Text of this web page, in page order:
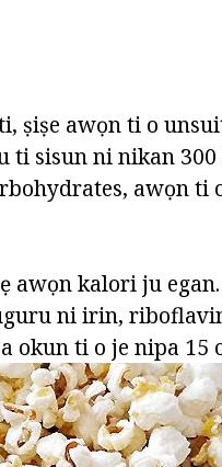
ṣiṣe awọn ti o
ti sisun ni nikan
awọn ti
awọn kalori ju
ni irin,
okun ti o je nipa 15